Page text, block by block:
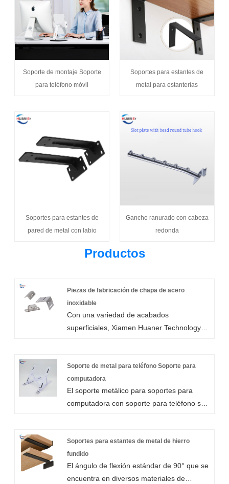
Soporte de montaje Soporte
para teléfono móvil
Soportes para estantes de
metal para estanterías
Soportes para estantes de
pared de metal con labio
Gancho ranurado con cabeza
redonda
Productos
Piezas de fabricación de chapa de acero
inoxidable
Con una variedad de acabados
superficiales, Xiamen Huaner Technology
Nuestros componentes de chapa fabricados
en acero inoxidable tienen una excelente
conformabilidad, ductilidad, soldabilidad y
resistencia a la corrosión.
Soporte de metal para teléfono Soporte para
computadora
El soporte metálico para soportes para
computadora con soporte para teléfono se
Xiamen Huaner Technology Co., LTD., en el
proceso de fabricación de soportes
metálicos para soportes para computadoras
y soportes para teléfonos, las materias
Soportes para estantes de metal de hierro
fundido
El ángulo de flexión estándar de 90° que se
encuentra en diversos materiales de